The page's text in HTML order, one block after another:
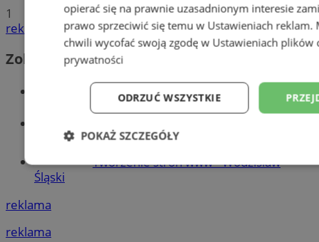
1
reklama
Zobacz również
Wiadomości kryminalne w Wodzisławiu
Tworzenie stron www - Wodzisław
Śląski
reklama
reklama
opierać się na prawnie uzasadnionym interesie
prawo sprzeciwić się temu w Ustawieniach reklam.
chwili wycofać swoją zgodę w Ustawieniach plików
prywatności
ODRZUĆ WSZYSTKIE
POKAŻ SZCZEGÓŁY
Niezbędne Wydajność